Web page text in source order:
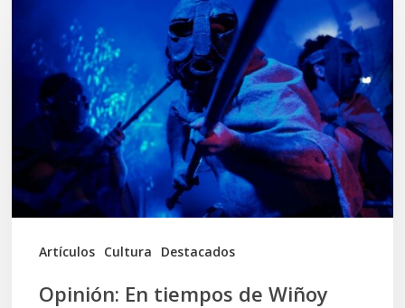
Artículos Cultura Destacados
tiempos
Wiñoy
Tripantü,
KOLLONG
impacta
la
cultura
Opinión: En tiempos de Wiñoy